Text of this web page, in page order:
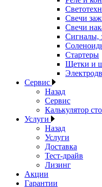
Свечи
Свечи
Сигналы,
Стартеры
Щетки и
Сервис
Назад
Сервис
Калькулятор
Услуги
Назад
Услуги
Доставка
Тест-драйв
Лизинг
Акции
Гарантии